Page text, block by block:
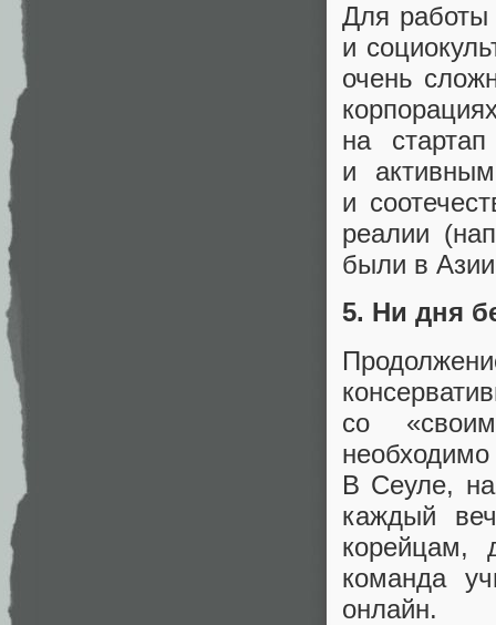
Для работы
и
очень
на
и
и
реалии (
были в
5. Ни дня
со
В Сеуле,
каждый
корейцам,
команда
онлайн.